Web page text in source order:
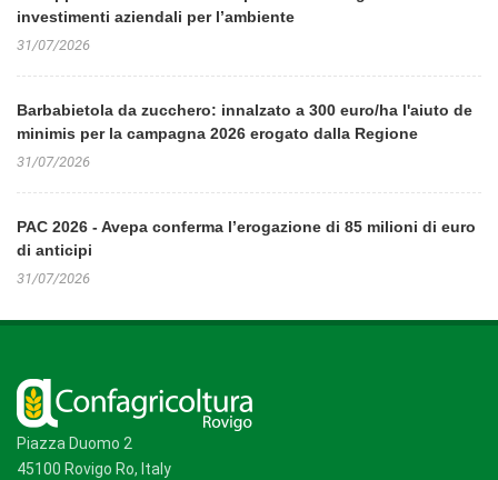
investimenti aziendali per l’ambiente
31/07/2026
Barbabietola da zucchero: innalzato a 300 euro/ha l'aiuto de
minimis per la campagna 2026 erogato dalla Regione
31/07/2026
PAC 2026 - Avepa conferma l’erogazione di 85 milioni di euro
di anticipi
31/07/2026
Piazza Duomo 2
45100 Rovigo Ro, Italy